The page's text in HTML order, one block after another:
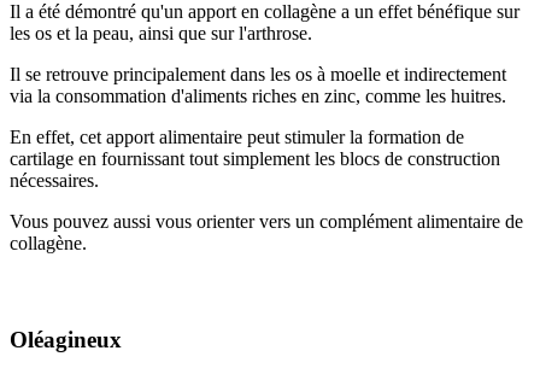
Il a été démontré qu'un apport en collagène a un effet bénéfique sur
les os et la peau, ainsi que sur l'arthrose.
Il se retrouve principalement dans les os à moelle et indirectement
via la consommation d'aliments riches en zinc, comme les huitres.
En effet, cet apport alimentaire peut stimuler la formation de
cartilage en fournissant tout simplement les blocs de construction
nécessaires.
Vous pouvez aussi vous orienter vers un complément alimentaire de
collagène.
Oléagineux